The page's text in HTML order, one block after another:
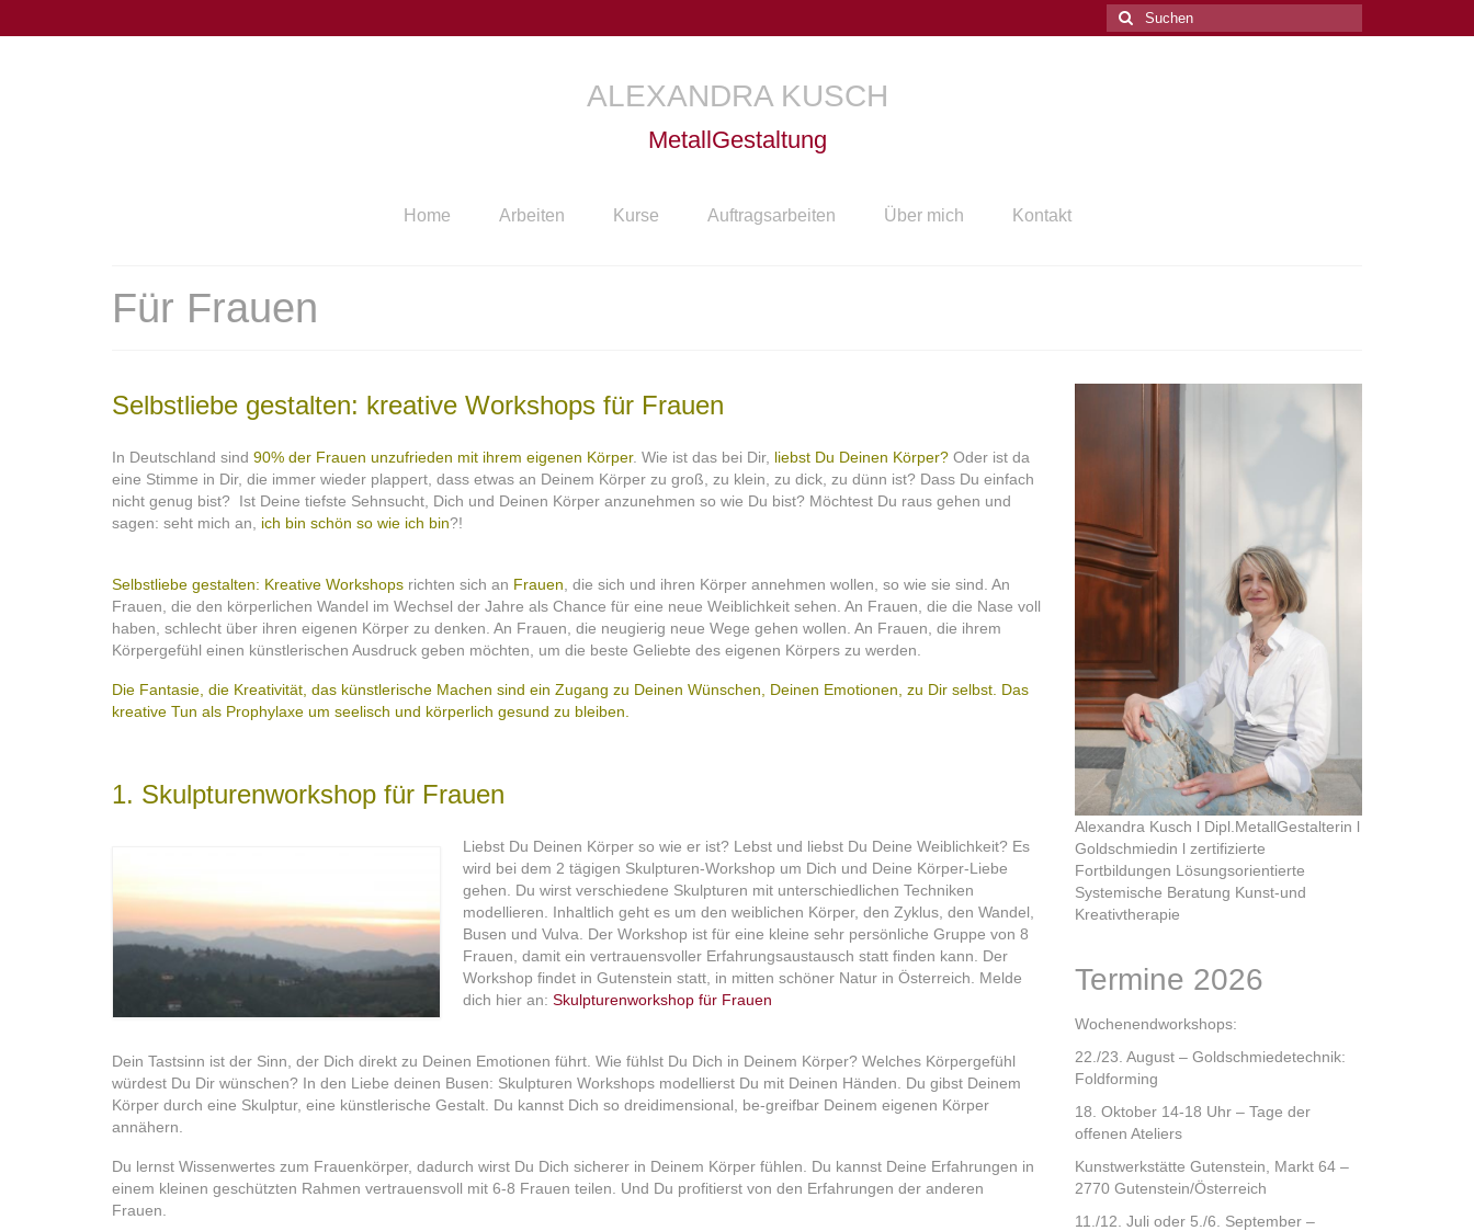
Suchen
nach:
ALEXANDRA KUSCH
MetallGestaltung
Home Arbeiten Kurse Auftragsarbeiten Über mich Kontakt
Für Frauen
Selbstliebe gestalten: kreative Workshops für Frauen
In Deutschland sind 90% der Frauen unzufrieden mit ihrem eigenen Körper. Wie ist das bei Dir, liebst Du Deinen Körper? Oder ist da
eine Stimme in Dir, die immer wieder plappert, dass etwas an Deinem Körper zu groß, zu klein, zu dick, zu dünn ist? Dass Du einfach
nicht genug bist? Ist Deine tiefste Sehnsucht, Dich und Deinen Körper anzunehmen so wie Du bist? Möchtest Du raus gehen und
sagen: seht mich an,
ich bin schön so wie ich bin?!
Selbstliebe gestalten: Kreative Workshops richten sich an Frauen , die sich und ihren Körper annehmen wollen, so wie sie sind. An
Frauen, die den körperlichen Wandel im Wechsel der Jahre als Chance für eine neue Weiblichkeit sehen. An Frauen, die die Nase voll
haben, schlecht über ihren eigenen Körper zu denken. An Frauen, die neugierig neue Wege gehen wollen. An Frauen, die ihrem
Körpergefühl einen künstlerischen Ausdruck geben möchten, um die beste Geliebte des eigenen Körpers zu werden.
Die Fantasie, die Kreativität, das künstlerische Machen sind ein Zugang zu Deinen Wünschen, Deinen Emotionen, zu Dir selbst. Das
kreative Tun als Prophylaxe um seelisch und körperlich gesund zu bleiben.
1. Skulpturenworkshop für Frauen
Liebst Du Deinen Körper so wie er ist? Lebst und liebst Du Deine Weiblichkeit? Es
wird bei dem 2 tägigen Skulpturen-Workshop um Dich und Deine Körper-Liebe
gehen. Du wirst verschiedene Skulpturen mit unterschiedlichen Techniken
modellieren. Inhaltlich geht es um den weiblichen Körper, den Zyklus, den Wandel,
Busen und Vulva. Der Workshop ist für eine kleine sehr persönliche Gruppe von 8
Frauen, damit ein vertrauensvoller Erfahrungsaustausch statt finden kann. Der
Workshop findet in Gutenstein statt, in mitten schöner Natur in Österreich. Melde
dich hier an: Skulpturenworkshop für Frauen
Dein Tastsinn ist der Sinn, der Dich direkt zu Deinen Emotionen führt. Wie fühlst Du Dich in Deinem Körper? Welches Körpergefühl
würdest Du Dir wünschen? In den Liebe deinen Busen: Skulpturen Workshops modellierst Du mit Deinen Händen. Du gibst Deinem
Körper durch eine Skulptur, eine künstlerische Gestalt. Du kannst Dich so dreidimensional, be-greifbar Deinem eigenen Körper
annähern.
Du lernst Wissenwertes zum Frauenkörper, dadurch wirst Du Dich sicherer in Deinem Körper fühlen. Du kannst Deine Erfahrungen in
einem kleinen geschützten Rahmen vertrauensvoll mit 6-8 Frauen teilen. Und Du profitierst von den Erfahrungen der anderen
Frauen.
Alexandra Kusch l Dipl.MetallGestalterin l
Goldschmiedin l zertifizierte
Fortbildungen Lösungsorientierte
Systemische Beratung Kunst-und
Kreativtherapie
Termine 2026
Wochenendworkshops:
22./23. August – Goldschmiedetechnik:
Foldforming
18. Oktober 14-18 Uhr – Tage der
offenen Ateliers
Kunstwerkstätte Gutenstein, Markt 64 –
2770 Gutenstein/Österreich
11./12. Juli oder 5./6. September –